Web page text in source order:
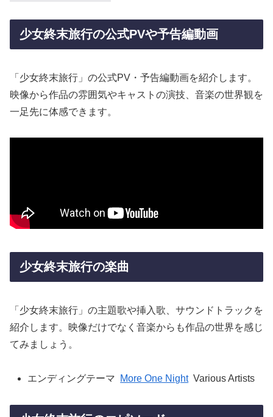
少女終末旅行の公式PVや予告編動画
「少女終末旅行」の公式PV・予告編動画を紹介します。
映像から作品の雰囲気やキャストの演技、音楽の世界観を
一足先に体感できます。
少女終末旅行の楽曲
「少女終末旅行」の主題歌や挿入歌、サウンドトラックを
紹介します。映像だけでなく音楽からも作品の世界を感じ
てみましょう。
エンディングテーマ More One Night Various Artists